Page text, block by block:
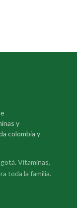
y
colombia y
Vitaminas,
toda la familia.